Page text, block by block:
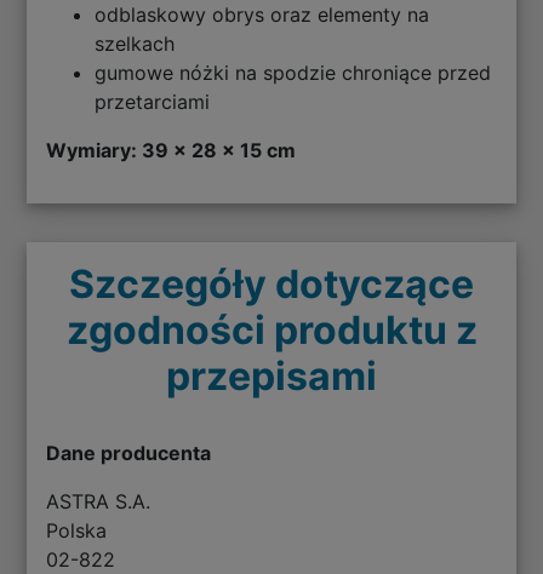
odblaskowy obrys oraz elementy na
szelkach
gumowe nóżki na spodzie chroniące przed
przetarciami
Wymiary: 39 x 28 x 15 cm
Szczegóły dotyczące
zgodności produktu z
przepisami
Dane producenta
ASTRA S.A.
Polska
02-822